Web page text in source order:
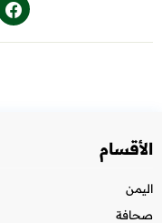
الأقسام
اليمن
صحافة